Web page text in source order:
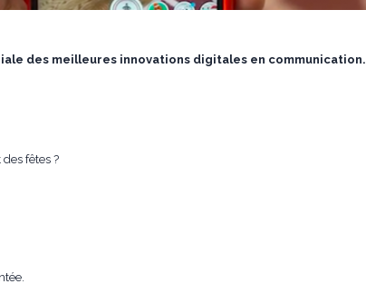
des meilleures innovations digitales en communication.
fêtes ?